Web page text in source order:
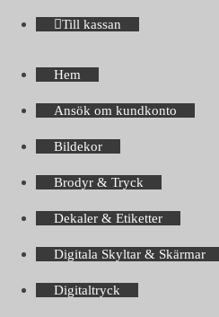
Till kassan
Hem
Ansök om kundkonto
Bildekor
Brodyr & Tryck
Dekaler & Etiketter
Digitala Skyltar & Skärmar
Digitaltryck